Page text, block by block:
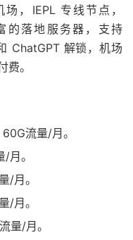
，IEPL 专线节点，
的落地服务器，支持
ChatGPT 解锁，机场
。
流量/月。
月。
/月。
/月。
量/月。